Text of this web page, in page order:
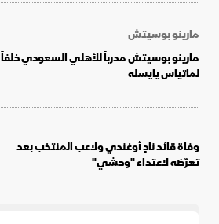
مارينو بوسيتش
مارينو بوسيتش مدرباً للأهلي السعودي خلفاً
لماتياس يايسله
وفاة قائد نادٍ أوغندي ولاعب المنتخب بعد
تعرّضه لاعتداء "وحشي"